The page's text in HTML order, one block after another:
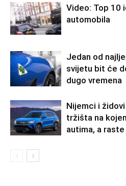
Video: Top 10
automobila
Jedan od
svijetu bit će
dugo vremena
Nijemci i
tržišta na
autima, a